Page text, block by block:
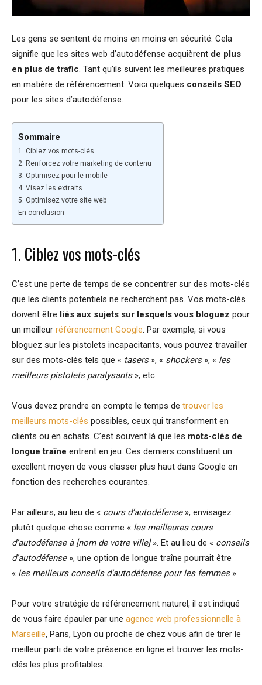
Les gens se sentent de moins en moins en sécurité. Cela
signifie que les sites web d’autodéfense acquièrent de plus
en plus de trafic. Tant qu’ils suivent les meilleures pratiques
en matière de référencement. Voici quelques conseils SEO
pour les sites d’autodéfense.
Sommaire
1. Ciblez vos mots-clés
2. Renforcez votre marketing de contenu
3. Optimisez pour le mobile
4. Visez les extraits
5. Optimisez votre site web
En conclusion
1. Ciblez vos mots-clés
C’est une perte de temps de se concentrer sur des mots-clés
que les clients potentiels ne recherchent pas. Vos mots-clés
doivent être liés aux sujets sur lesquels vous bloguez pour
un meilleur référencement Google. Par exemple, si vous
bloguez sur les pistolets incapacitants, vous pouvez travailler
sur des mots-clés tels que « tasers», « shockers», « les
meilleurs pistolets paralysants», etc.
Vous devez prendre en compte le temps de trouver les
meilleurs mots-clés possibles, ceux qui transforment en
clients ou en achats. C’est souvent là que les mots-clés de
longue traîne entrent en jeu. Ces derniers constituent un
excellent moyen de vous classer plus haut dans Google en
fonction des recherches courantes.
Par ailleurs, au lieu de « cours d’autodéfense», envisagez
plutôt quelque chose comme « les meilleures cours
d’autodéfense à [nom de votre ville]». Et au lieu de « conseils
d’autodéfense», une option de longue traîne pourrait être
« les meilleurs conseils d’autodéfense pour les femmes».
Pour votre stratégie de référencement naturel, il est indiqué
de vous faire épauler par une agence web professionnelle à
Marseille, Paris, Lyon ou proche de chez vous afin de tirer le
meilleur parti de votre présence en ligne et trouver les mots-
clés les plus profitables.